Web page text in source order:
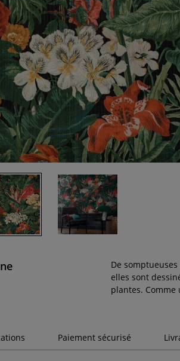
De
elles sont
plantes.
Paiement sécurisé